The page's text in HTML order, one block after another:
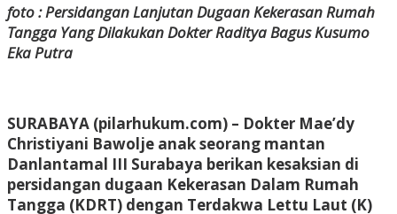
foto : Persidangan Lanjutan Dugaan Kekerasan Rumah
Tangga Yang Dilakukan Dokter Raditya Bagus Kusumo
Eka Putra
SURABAYA (pilarhukum.com) – Dokter Mae’dy
Christiyani Bawolje anak seorang mantan
Danlantamal III Surabaya berikan kesaksian di
persidangan dugaan Kekerasan Dalam Rumah
Tangga (KDRT) dengan Terdakwa Lettu Laut (K)